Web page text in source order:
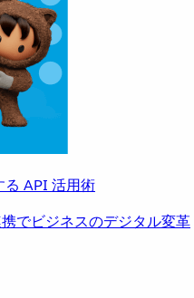
る API 活用術
でビジネスのデジタル変革